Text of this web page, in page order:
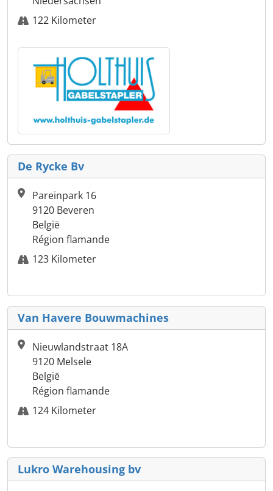
122 Kilometer
De Rycke Bv
Pareinpark 16
9120 Beveren
België
Région flamande
123 Kilometer
Van Havere Bouwmachines
Nieuwlandstraat 18A
9120 Melsele
België
Région flamande
124 Kilometer
Lukro Warehousing bv